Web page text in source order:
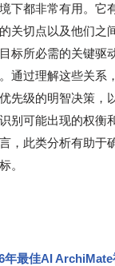
下都非常有用。它
关切点以及他们之
标所必需的关键驱
通过理解这些关系
先级的明智决策，
别可能出现的权衡
，此类分析有助于
。
年最佳AI